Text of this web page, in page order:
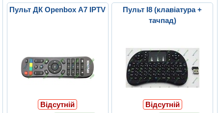
Пульт ДК Openbox A7 IPTV
Відсутній
Пульт I8 (клавіатура +
тачпад)
Відсутній